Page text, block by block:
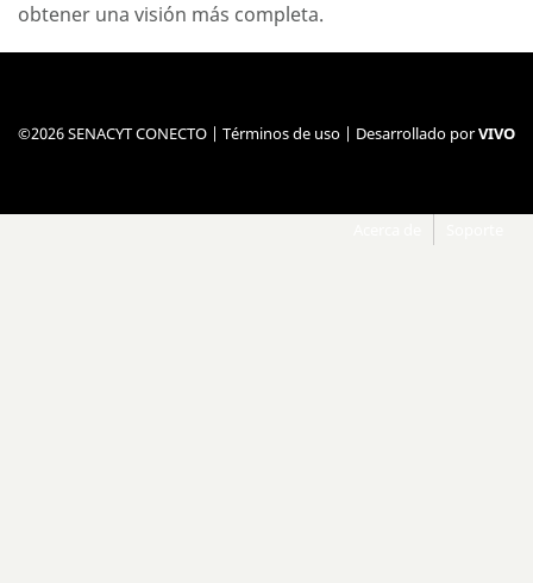
obtener una visión más completa.
©2026 SENACYT CONECTO | Términos de uso | Desarrollado porVIVO